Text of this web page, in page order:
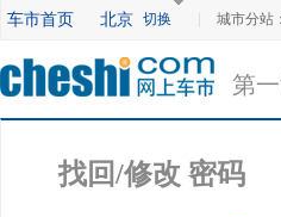
车市首页 北京 切换 城市分站：
第
找回/修改 密码